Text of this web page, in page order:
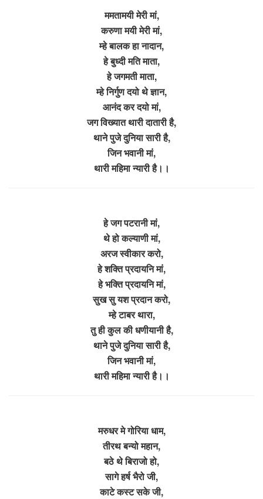
ममतामयी मेरी मां,
करुणा मयी मेरी मां,
म्हे बालक हा नादान,
हे बुध्दी मति माता,
हे जगमती माता,
म्हे निर्गुण दयो थे ज्ञान,
आनंद कर दयो मां,
जग विख्यात थारी दातारी है,
थाने पुजे दुनिया सारी है,
जिन भवानी मां,
थारी महिमा न्यारी है।।
हे जग पटरानी मां,
थे हो कल्याणी मां,
अरज स्वीकार करो,
हे शक्ति प्रदायनि मां,
हे भक्ति प्रदायनि मां,
सुख सु यश प्रदान करो,
म्हे टाबर थारा,
तु ही कुल की धणीयानी है,
थाने पुजे दुनिया सारी है,
जिन भवानी मां,
थारी महिमा न्यारी है।।
मरुधर मे गोरिया धाम,
तीरथ बन्यो महान,
बठे थे बिराजो हो,
सागे हर्ष भैरो जी,
काटे कस्ट सके जी,